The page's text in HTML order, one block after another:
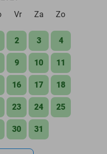
Vr Za Zo
2 3 4
9 10 11
16 17 18
23 24 25
30 31